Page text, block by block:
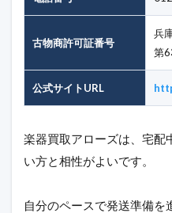
古物商許可証番号
兵
第
公式サイトURL
楽器買取アローズは、宅配
い方と相性がよいです。
自分のペースで発送準備